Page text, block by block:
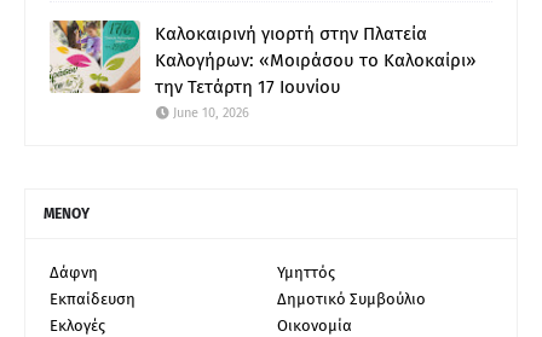
Καλοκαιρινή γιορτή στην Πλατεία
Καλογήρων: «Μοιράσου το Καλοκαίρι»
την Τετάρτη 17 Ιουνίου
June 10, 2026
ΜΕΝΟΥ
Δάφνη
Υμηττός
Εκπαίδευση
Δημοτικό Συμβούλιο
Εκλογές
Οικονομία